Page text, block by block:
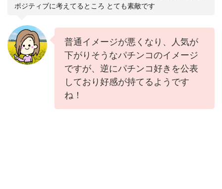
ポジティブに考えてるところ とても素敵です
普通イメージが悪くなり、人気が
下がりそうなパチンコのイメージ
ですが、逆にパチンコ好きを公表
しており好感が持てるようです
ね！